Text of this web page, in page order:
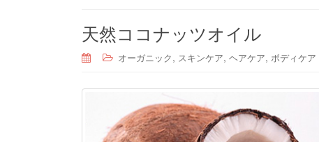
天然ココナッツオイル
オーガニック, スキンケア, ヘアケア, ボディケア